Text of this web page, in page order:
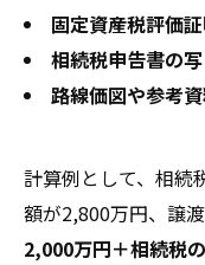
固定資産税評価
相続税申告書の
路線価図や参考
計算例として、相続
額が2,800万円、譲
2,000万円＋相続税